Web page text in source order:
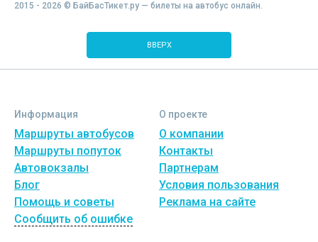
2015 - 2026 © БайБасТикет.ру — билеты на автобус онлайн.
ВВЕРХ
Информация
Маршруты автобусов
Маршруты попуток
Автовокзалы
Блог
Помощь и советы
Сообщить об ошибке
О проекте
О компании
Контакты
Партнерам
Условия пользования
Реклама на сайте